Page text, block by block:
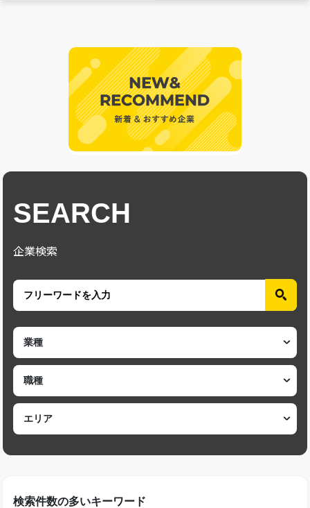
SEARCH
企業検索
検索件数の多いキーワード